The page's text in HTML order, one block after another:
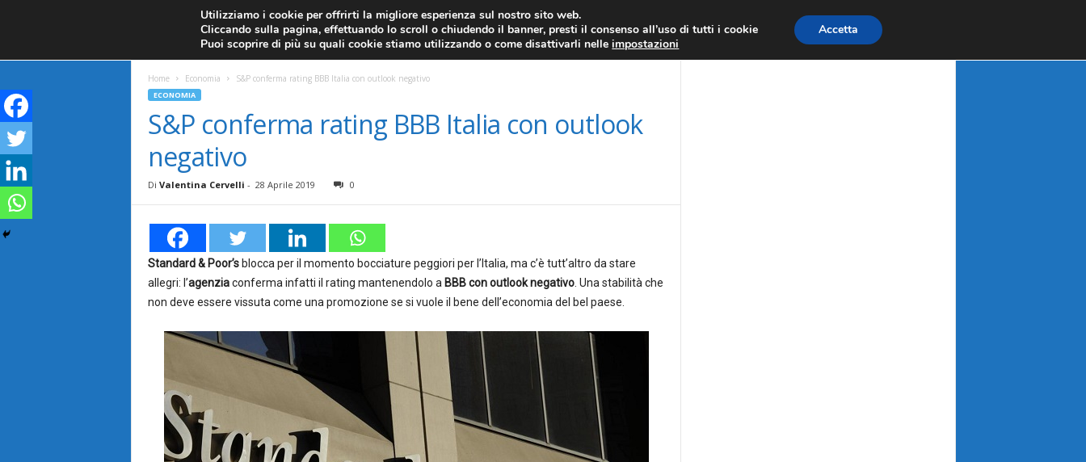
CANDELE GIAPPONESI ECONOMIA FOREX GRATIS FOREX NEWS FOREX SIGNALS FOREX TRADING
F
a
e
F
r
e
ANALISI TECNICA EURO/DOLLARO ECONOMIA FOREX NEWS
Home Economia S&P conferma rating BBB Italia con outlook negativo
ECONOMIA
S&P conferma rating BBB Italia con outlook
negativo
Di Valentina Cervelli - 28 Aprile 2019 0
Standard & Poor’sblocca per il momento bocciature peggiori per l’Italia, ma c’è tutt’altro da stare
allegri: l’agenziaconferma infatti il rating mantenendolo a BBB con outlook negativo. Una stabilità che
non deve essere vissuta come una promozione se si vuole il bene dell’economia del bel paese.
Utilizziamo i cookie per offrirti la migliore esperienza sul nostro sito web.
Cliccando sulla pagina, effettuando lo scroll o chiudendo il banner, presti il consenso all’uso di tutti i cookie
Puoi scoprire di più su quali cookie stiamo utilizzando o come disattivarli nelleimpostazioni
Accetta